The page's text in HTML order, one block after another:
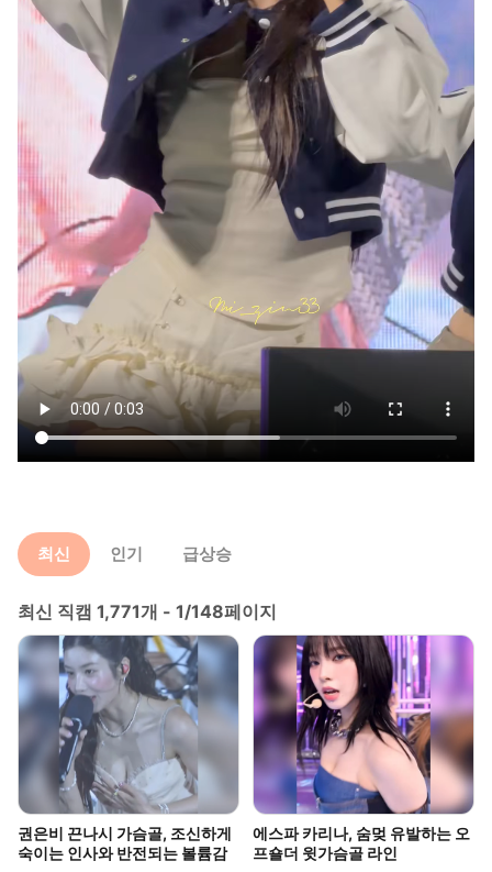
최신 인기 급상승
최신 직캠 1,771개 - 1/148페이지
권은비 끈나시 가슴골, 조신하게
숙이는 인사와 반전되는 볼륨감
에스파 카리나, 숨멎 유발하는 오
프숄더 윗가슴골 라인